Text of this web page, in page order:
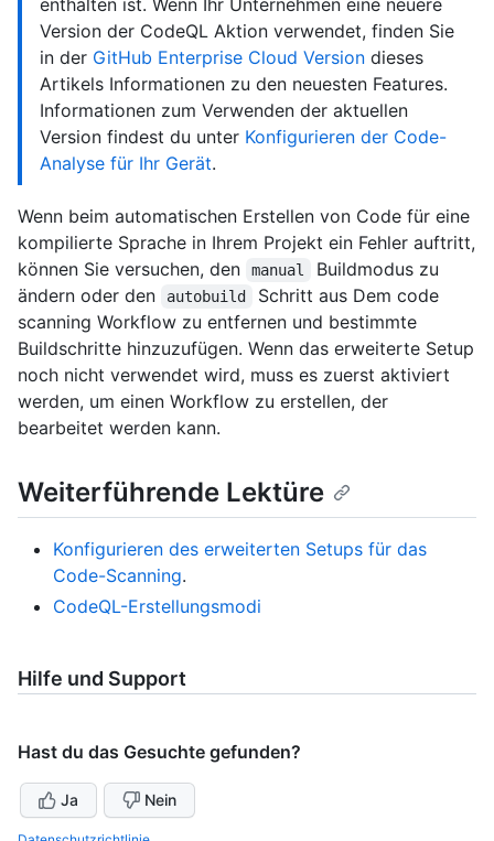
enthalten ist. Wenn Ihr Unternehmen eine neuere
Version der CodeQL Aktion verwendet, finden Sie
in der GitHub Enterprise Cloud Version dieses
Artikels Informationen zu den neuesten Features.
Informationen zum Verwenden der aktuellen
Version findest du unter Konfigurieren der Code-
Analyse für Ihr Gerät.
Wenn beim automatischen Erstellen von Code für eine
kompilierte Sprache in Ihrem Projekt ein Fehler auftritt,
können Sie versuchen, den
manual
Buildmodus zu
ändern oder den
autobuild
Schritt aus Dem code
scanning Workflow zu entfernen und bestimmte
Buildschritte hinzuzufügen. Wenn das erweiterte Setup
noch nicht verwendet wird, muss es zuerst aktiviert
werden, um einen Workflow zu erstellen, der
bearbeitet werden kann.
Weiterführende Lektüre
Konfigurieren des erweiterten Setups für das
Code-Scanning.
CodeQL-Erstellungsmodi
Hilfe und Support
Hast du das Gesuchte gefunden?
Ja Nein